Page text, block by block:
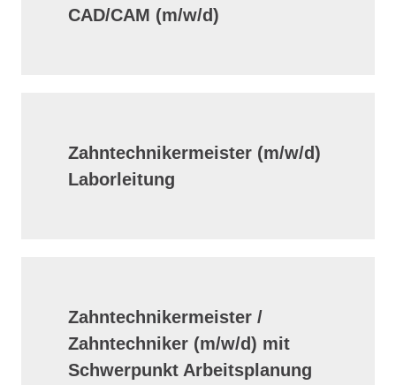
CAD/CAM (m/w/d)
Zahntechnikermeister (m/w/d)
Laborleitung
Zahntechnikermeister /
Zahntechniker (m/w/d) mit
Schwerpunkt Arbeitsplanung